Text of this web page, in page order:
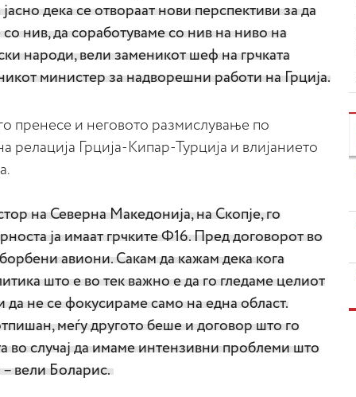
дека се отвораат нови перспективи за да
нив, да соработуваме со нив на ниво на
народи, вели заменикот шеф на грчката
министер за надворешни работи на Грција.
пренесе и неговото размислување по
релација Грција-Кипар-Турција и влијанието
на Северна Македонија, на Скопје, го
ја имаат грчките Ф16. Пред договорот во
авиони. Сакам да кажам дека кога
што е во тек важно е да го гледаме целиот
да не се фокусираме само на една област.
меѓу другото беше и договор што го
во случај да имаме интензивни проблеми што
– вели Боларис.